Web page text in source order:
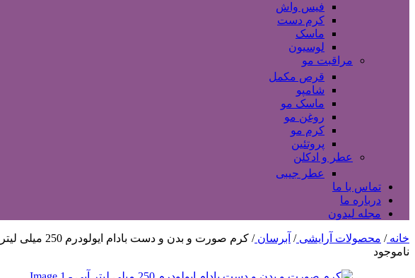
فیس واش
کرم دست
ماسک
لوسیون
مراقبت مو
قرص مکمل
شامپو
ماسک مو
روغن مو
کرم مو
پروتئین
عطر و ادکلن
عطر جیبی
تماس با ما
درباره ما
مجله لیدون
خانه/ محصولات آرایشی/ آبرسان/ کرم صورت و بدن و دست بادام ایولودرم 250 میلی لیتر آبی
ناموجود